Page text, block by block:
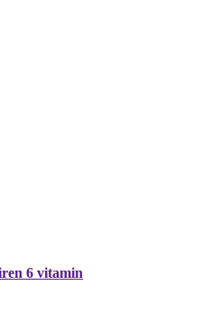
6 vitamin